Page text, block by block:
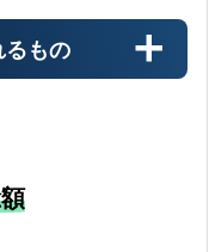
るもの